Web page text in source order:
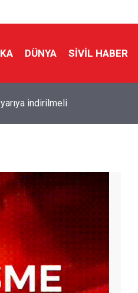
DÜNYA SIVIL HABER
GECE BOYU SALDIRI